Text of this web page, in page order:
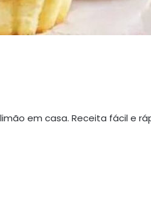
em casa. Receita fácil e